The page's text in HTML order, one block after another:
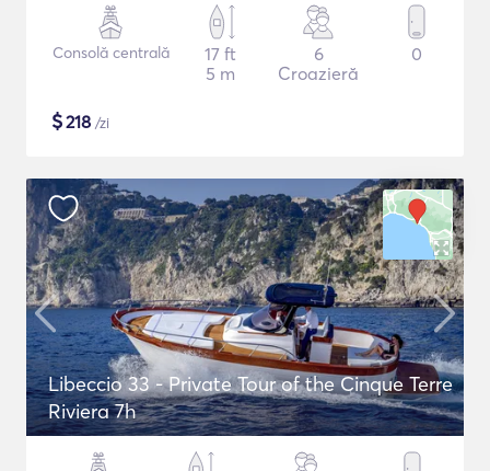
Consolă centrală
17 ft
5 m
6
Croazieră
0
$218 /zi
Libeccio 33 - Private Tour of the Cinque Terre
Riviera 7h